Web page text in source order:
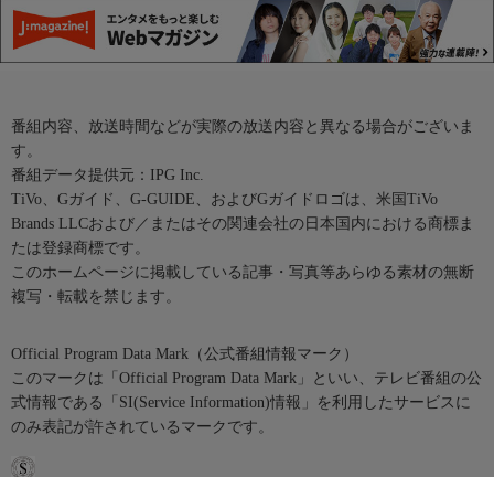
番組内容、放送時間などが実際の放送内容と異なる場合がございま
す。
番組データ提供元：IPG Inc.
TiVo、Gガイド、G-GUIDE、およびGガイドロゴは、米国TiVo
Brands LLCおよび／またはその関連会社の日本国内における商標ま
たは登録商標です。
このホームページに掲載している記事・写真等あらゆる素材の無断
複写・転載を禁じます。
Official Program Data Mark（公式番組情報マーク）
このマークは「Official Program Data Mark」といい、テレビ番組の公
式情報である「SI(Service Information)情報」を利用したサービスに
のみ表記が許されているマークです。